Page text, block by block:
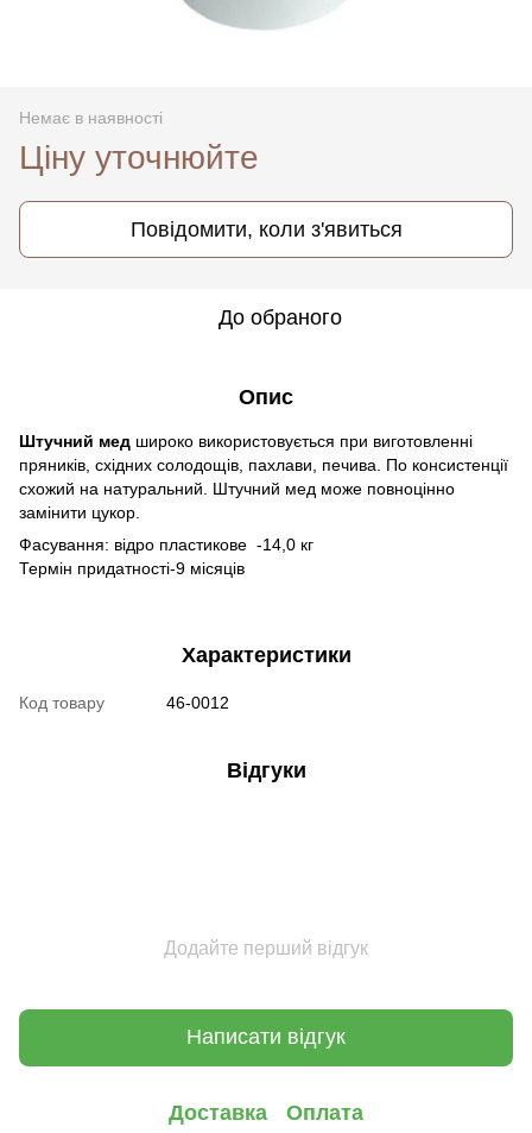
Немає в наявності
Ціну уточнюйте
Повідомити, коли з'явиться
До обраного
Опис
Штучний мед широко використовується при виготовленні
пряників, східних солодощів, пахлави, печива. По консистенції
схожий на натуральний. Штучний мед може повноцінно
замінити цукор.
Фасування: відро пластикове -14,0 кг
Термін придатності-9 місяців
Характеристики
Код товару 46-0012
Відгуки
Додайте перший відгук
Написати відгук
Доставка Оплата